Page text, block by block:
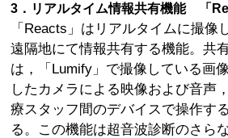
3．リアルタイム情報共有機能 「
「Reacts」はリアルタイムに撮像
遠隔地にて情報共有する機能。共
は，「Lumify」で撮像している画
したカメラによる映像および音声
療スタッフ間のデバイスで操作す
る。この機能は超音波診断のさら